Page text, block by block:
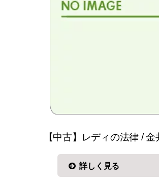
【中古】レディの法律 / 金
詳しく見る